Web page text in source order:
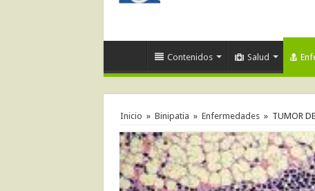
Contenidos Salud
Inicio » Binipatia » Enfermedades » TUMOR